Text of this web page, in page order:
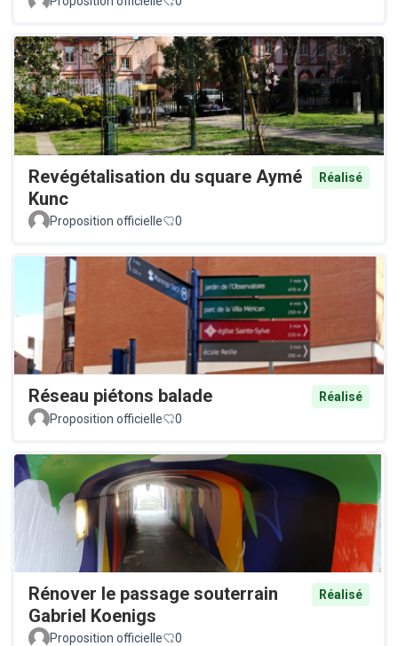
Revégétalisation du square Aymé
Kunc
Réalisé
Proposition officielle 0
Réseau piétons balade
Réalisé
Proposition officielle
0
Rénover le passage souterrain
Gabriel Koenigs
Réalisé
Proposition officielle 0